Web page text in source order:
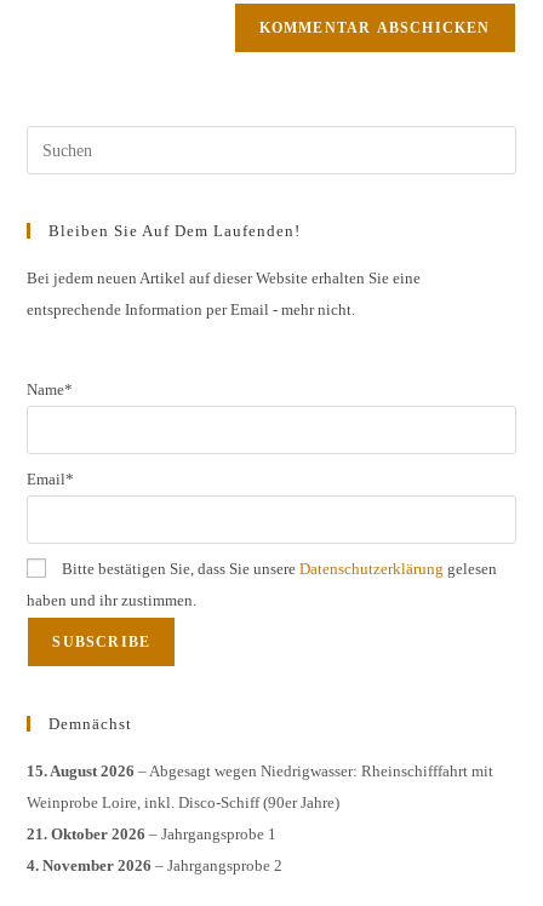
Bleiben Sie Auf Dem Laufenden!
Bei jedem neuen Artikel auf dieser Website erhalten Sie eine
entsprechende Information per Email - mehr nicht.
Name*
Email*
Bitte bestätigen Sie, dass Sie unsereDatenschutzerklärung gelesen
haben und ihr zustimmen.
Demnächst
15. August 2026 – Abgesagt wegen Niedrigwasser: Rheinschifffahrt mit
Weinprobe Loire, inkl. Disco-Schiff (90er Jahre)
21. Oktober 2026 – Jahrgangsprobe 1
4. November 2026 – Jahrgangsprobe 2